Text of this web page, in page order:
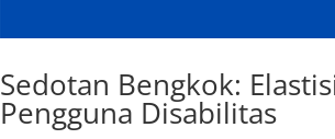
Sedotan Bengkok:
Pengguna Disabilitas